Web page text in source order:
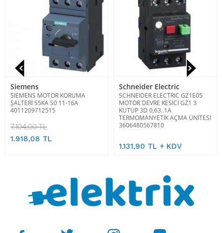
Siemens
SIEMENS MOTOR KORUMA
ŞALTERİ 55KA S0 11-16A
4011209712515
7.104,00 TL
1.918,08 TL
Schneider Electric
SCHNEIDER ELECTRIC GZ1E05
MOTOR DEVRE KESİCİ GZ1 3
KUTUP 3D 0,63..1A
TERMOMANYETİK AÇMA ÜNİTESİ
3606480567810
1.131,90 TL + KDV